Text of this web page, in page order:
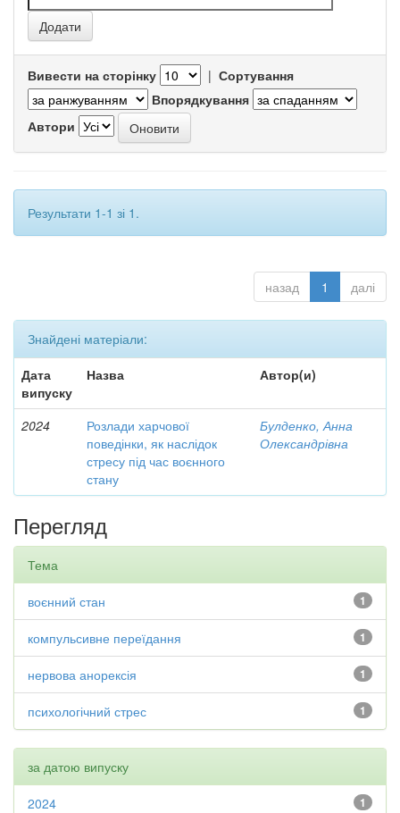
Вивести на сторінку | Сортування
Впорядкування
Автори
Результати 1-1 зі 1.
назад 1 далі
Знайдені матеріали:
Дата
випуску
Назва Автор(и)
2024
Розлади харчової
поведінки, як наслідок
стресу під час воєнного
стану
Булденко, Анна
Олександрівна
Перегляд
Тема
1
воєнний стан
1
компульсивне переїдання
1
нервова анорексія
1
психологічний стрес
за датою випуску
1
2024